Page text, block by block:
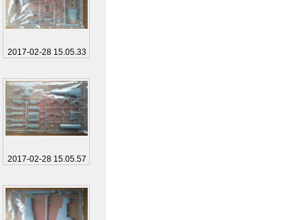
2017-02-28 15.05.33
2017-02-28 15.05.57